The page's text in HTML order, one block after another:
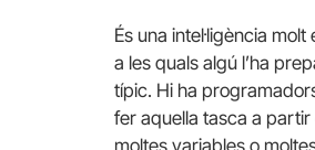
És una intel·ligència
a les quals algú l’ha
típic. Hi ha
fer aquella tasca a
moltes variables o